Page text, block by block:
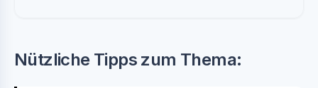
Nützliche Tipps zum Thema: